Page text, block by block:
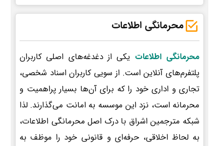
محرمانگی اطلاعات
محرمانگی اطلاعات یکی از دغدغه‌های اصلی کاربران
پلتفرم‌های آنلاین است. از سویی کاربران اسناد شخصی،
تجاری و اداری خود را که برای آن‌ها بسیار پراهمیت و
محرمانه است، نزد این موسسه به امانت می‌گذارند. لذا
شبکه مترجمین اشراق با درک اصل محرمانگی اطلاعات،
به لحاظ اخلاقی، حرفه‌ای و قانونی خود را موظف به